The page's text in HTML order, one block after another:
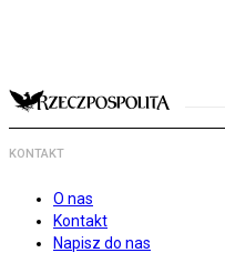
KONTAKT
O nas
Kontakt
Napisz do nas